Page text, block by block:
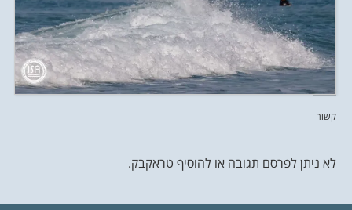
קשור
לא ניתן לפרסם תגובה או להוסיף טראקבק.